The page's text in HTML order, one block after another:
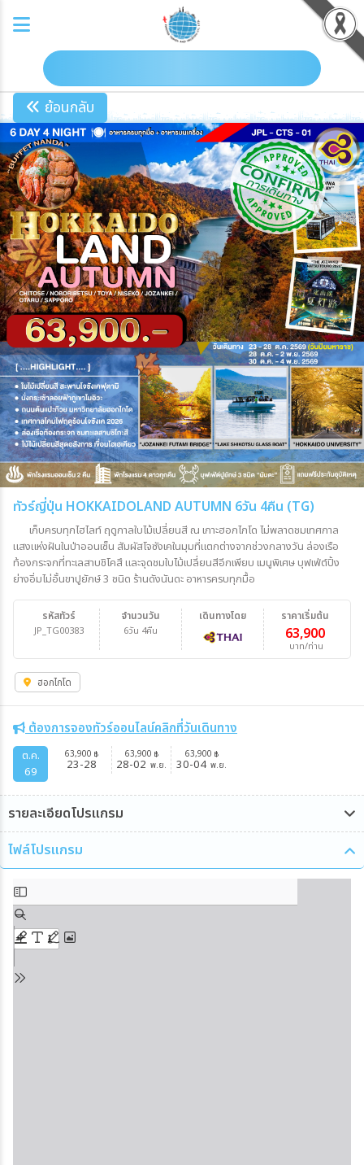
ย้อนกลับ
ทัวร์ญี่ปุ่น HOKKAIDOLAND AUTUMN 6วัน 4คืน (TG)
เก็บครบทุกไฮไลท์ ฤดูกาลใบไม้เปลี่ยนสี ณ เกาะฮอกไกโด ไม่พลาดชมเทศกาล
แสงแห่งฝันในป่าออนเซ็น สัมผัสโจซังเคในมุมที่แตกต่างจากช่วงกลางวัน ล่องเรือ
ท้องกระจกที่ทะเลสาบชิโคสึ และจุดชมใบไม้เปลี่ยนสีอีกเพียบ เมนูพิเศษ บุฟเฟ่ต์ปิ้ง
ย่างอิ่มไม่อั้นขาปูยักษ์ 3 ชนิด ร้านดังนันดะ อาหารครบทุกมื้อ
รหัสทัวร์
JP_TG00383
จำนวนวัน
6วัน 4คืน
ราคาเริ่มต้น
63,900
บาท/ท่าน
เดินทางโดย
ฮอกไกโด
ต้องการจองทัวร์ออนไลน์คลิกที่วันเดินทาง
ต.ค.
69
63,900 ฿
23-28
63,900 ฿
28-02 พ.ย.
63,900 ฿
30-04 พ.ย.
รายละเอียดโปรแกรม
ไฟล์โปรแกรม